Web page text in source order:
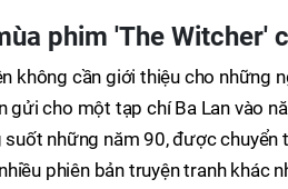
phim 'The Witcher'
không cần giới thiệu cho những
cho một tạp chí Ba Lan vào
những năm 90, được chuyển
phiên bản truyện tranh khác